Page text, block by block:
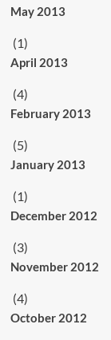
May 2013
(1)
April 2013
(4)
February 2013
(5)
January 2013
(1)
December 2012
(3)
November 2012
(4)
October 2012